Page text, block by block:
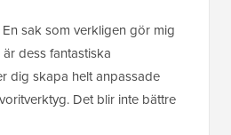
En sak som verkligen gör mig
dess fantastiska
dig skapa helt anpassade
Det blir inte bättre